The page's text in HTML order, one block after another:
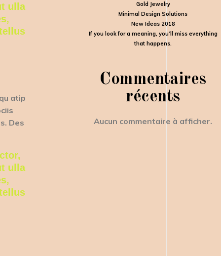
ulla
atip
Des
ulla
Gold Jewelry
Minimal Design Solutions
New Ideas 2018
If you look for a meaning, you’ll miss everything
that happens.
Commentaires
récents
Aucun commentaire à afficher.